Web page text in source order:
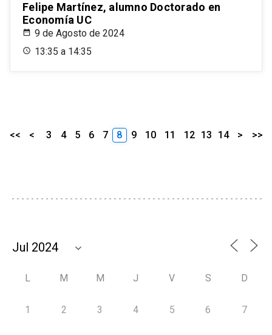
Felipe Martínez, alumno Doctorado en
Economía UC
9 de Agosto de 2024
13:35 a 14:35
<< < 3 4 5 6 7 8 9 10 11 12 13 14 > >>
L M M J V S D
1 2 3 4 5 6 7